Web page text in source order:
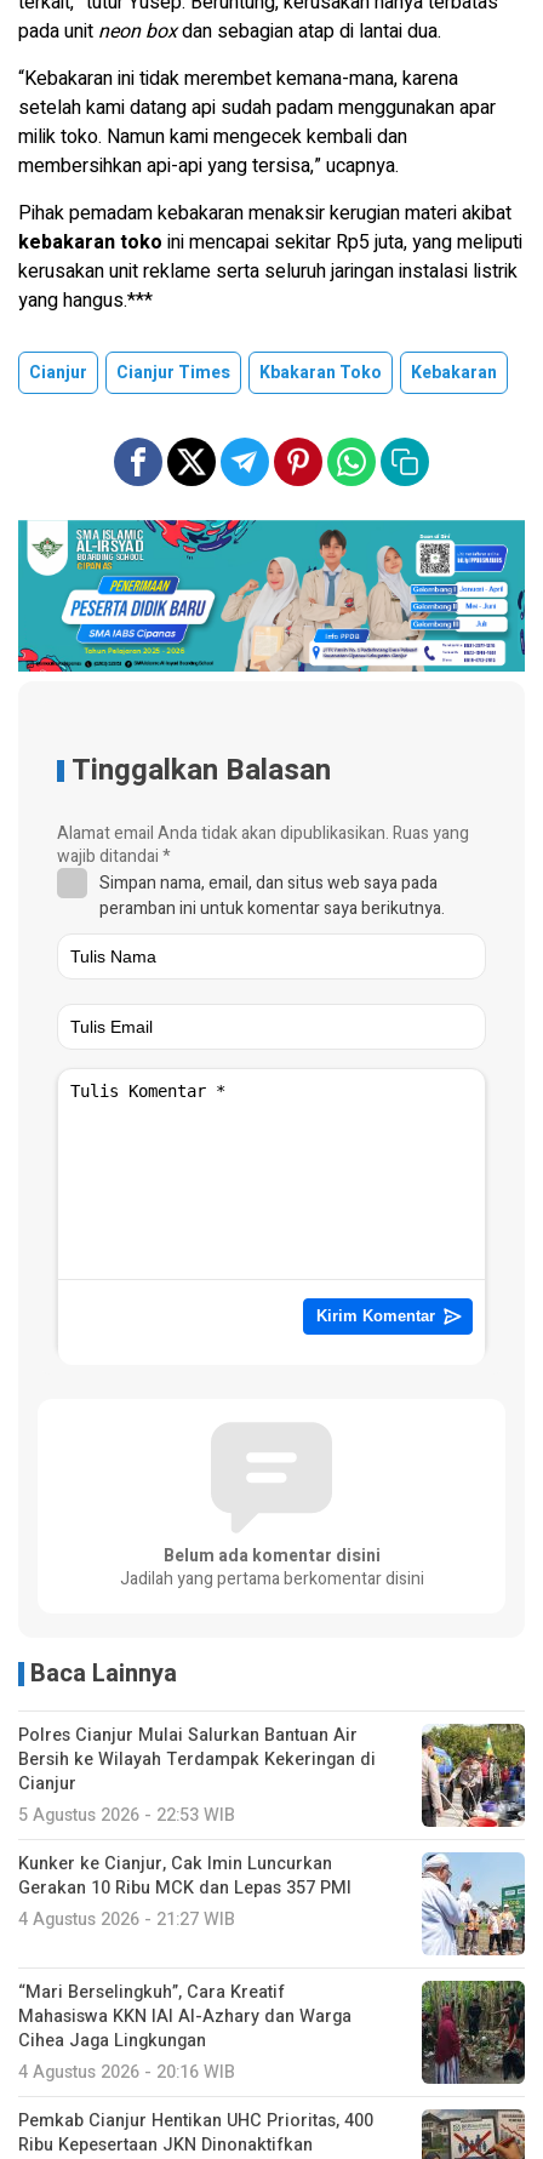
pada unit neon boxdan sebagian atap di lantai dua.
“Kebakaran ini tidak merembet kemana-mana, karena
setelah kami datang api sudah padam menggunakan apar
milik toko. Namun kami mengecek kembali dan
membersihkan api-api yang tersisa,” ucapnya.
Pihak pemadam kebakaran menaksir kerugian materi akibat
kebakaran toko ini mencapai sekitar Rp5 juta, yang meliputi
kerusakan unit reklame serta seluruh jaringan instalasi listrik
yang hangus.***
Cianjur Cianjur Times Kbakaran Toko Kebakaran
Tinggalkan Balasan
Alamat email Anda tidak akan dipublikasikan.Ruas yang
wajib ditandai*
Simpan nama, email, dan situs web saya pada
peramban ini untuk komentar saya berikutnya.
Belum ada komentar disini
Jadilah yang pertama berkomentar disini
Baca Lainnya
Polres Cianjur Mulai Salurkan Bantuan Air
Bersih ke Wilayah Terdampak Kekeringan di
Cianjur
5 Agustus 2026 - 22:53 WIB
Kunker ke Cianjur, Cak Imin Luncurkan
Gerakan 10 Ribu MCK dan Lepas 357 PMI
4 Agustus 2026 - 21:27 WIB
“Mari Berselingkuh”, Cara Kreatif
Mahasiswa KKN IAI Al-Azhary dan Warga
Cihea Jaga Lingkungan
4 Agustus 2026 - 20:16 WIB
Pemkab Cianjur Hentikan UHC Prioritas, 400
Ribu Kepesertaan JKN Dinonaktifkan